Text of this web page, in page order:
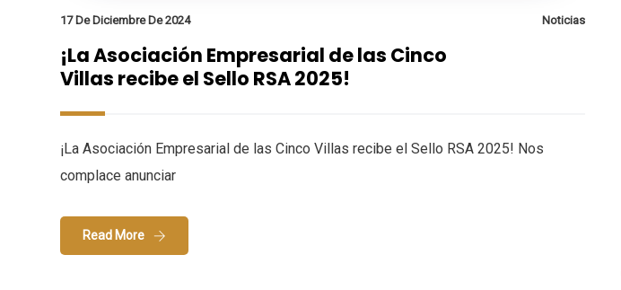
17 De Diciembre De 2024 Noticias
¡La Asociación Empresarial de las Cinco
Villas recibe el Sello RSA 2025!
¡La Asociación Empresarial de las Cinco Villas recibe el Sello RSA 2025! Nos
complace anunciar
Read More